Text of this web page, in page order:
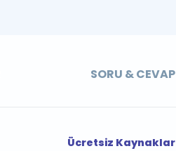
SORU & CEVAP
Ücretsiz Kaynaklar